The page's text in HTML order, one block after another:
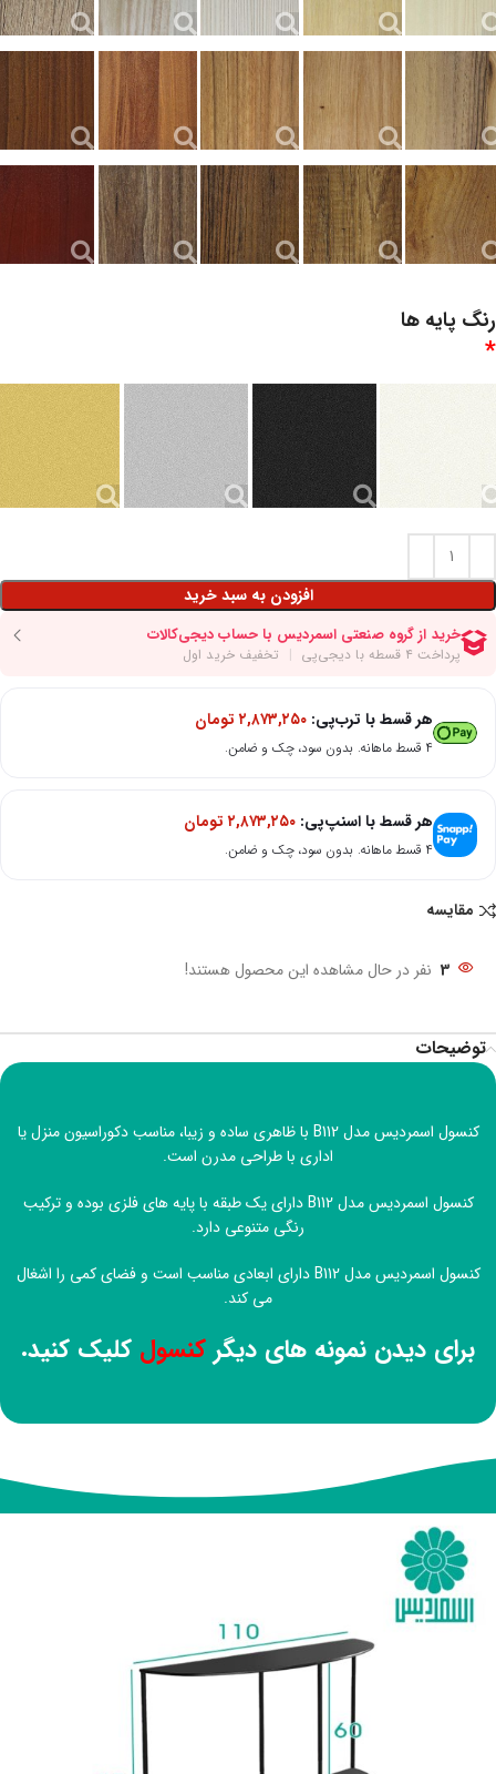
رنگ پایه ها
*
افزودن به سبد خرید
هر قسط با ترب‌پی: ۲,۸۷۳,۲۵۰ تومان
۴ قسط ماهانه. بدون سود، چک و ضامن.
هر قسط با اسنپ‌پی: ۲,۸۷۳,۲۵۰ تومان
۴ قسط ماهانه. بدون سود، چک و ضامن.
مقایسه
3 نفر در حال مشاهده این محصول هستند!
توضیحات
کنسول اسمردیس مدل B112 با ظاهری ساده و زیبا، مناسب دکوراسیون منزل یا
اداری با طراحی مدرن است.
کنسول اسمردیس مدل B112 دارای یک طبقه با پایه های فلزی بوده و ترکیب
رنگی متنوعی دارد.
کنسول اسمردیس مدل B112 دارای ابعادی مناسب است و فضای کمی را اشغال
می کند.
برای دیدن نمونه های دیگر کنسول کلیک کنید.